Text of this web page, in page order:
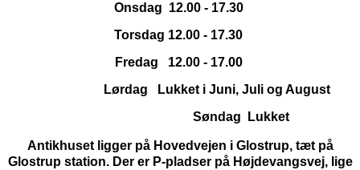
Onsdag 12.00 - 17.30
Torsdag 12.00 - 17.30
Fredag 12.00 - 17.00
Lørdag Lukket i Juni, Juli og August
Søndag Lukket
Antikhuset ligger på Hovedvejen i Glostrup, tæt på
Glostrup station. Der er P-pladser på Højdevangsvej, lige